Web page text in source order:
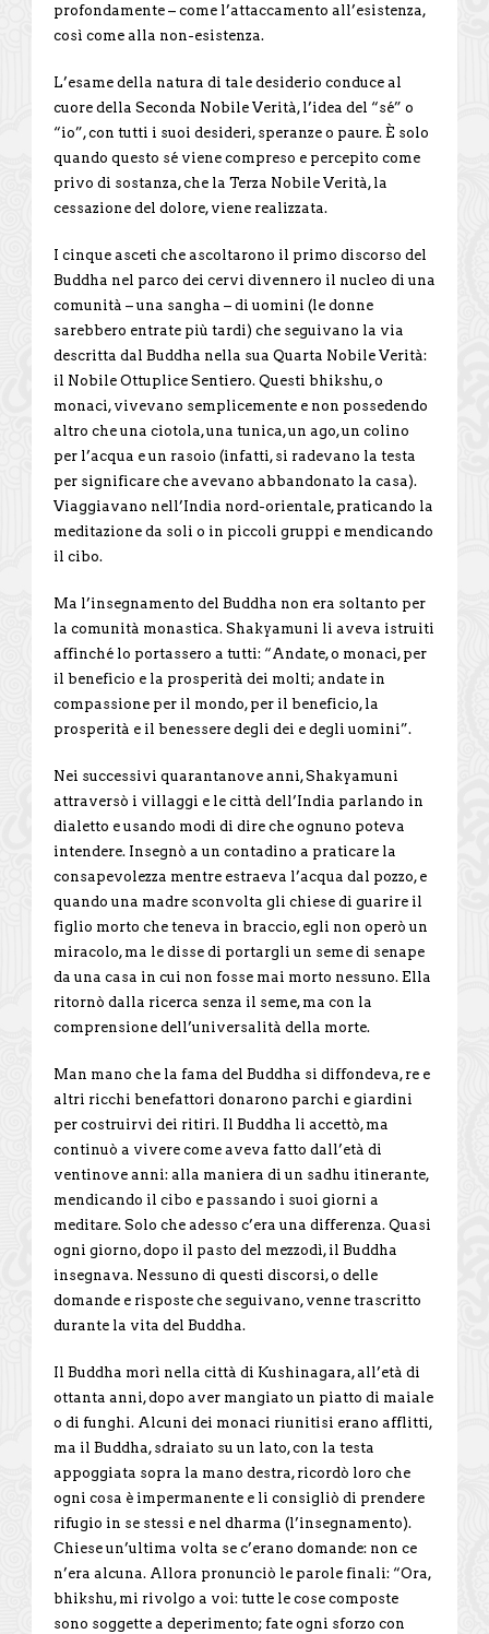
profondamente – come l’attaccamento all’esistenza,
così come alla non-esistenza.
L’esame della natura di tale desiderio conduce al
cuore della Seconda Nobile Verità, l’idea del “sé” o
“io”, con tutti i suoi desideri, speranze o paure. È solo
quando questo sé viene compreso e percepito come
privo di sostanza, che la Terza Nobile Verità, la
cessazione del dolore, viene realizzata.
I cinque asceti che ascoltarono il primo discorso del
Buddha nel parco dei cervi divennero il nucleo di una
comunità – una sangha – di uomini (le donne
sarebbero entrate più tardi) che seguivano la via
descritta dal Buddha nella sua Quarta Nobile Verità:
il Nobile Ottuplice Sentiero. Questi bhikshu, o
monaci, vivevano semplicemente e non possedendo
altro che una ciotola, una tunica, un ago, un colino
per l’acqua e un rasoio (infatti, si radevano la testa
per significare che avevano abbandonato la casa).
Viaggiavano nell’India nord-orientale, praticando la
meditazione da soli o in piccoli gruppi e mendicando
il cibo.
Ma l’insegnamento del Buddha non era soltanto per
la comunità monastica. Shakyamuni li aveva istruiti
affinché lo portassero a tutti: “Andate, o monaci, per
il beneficio e la prosperità dei molti; andate in
compassione per il mondo, per il beneficio, la
prosperità e il benessere degli dei e degli uomini”.
Nei successivi quarantanove anni, Shakyamuni
attraversò i villaggi e le città dell’India parlando in
dialetto e usando modi di dire che ognuno poteva
intendere. Insegnò a un contadino a praticare la
consapevolezza mentre estraeva l’acqua dal pozzo, e
quando una madre sconvolta gli chiese di guarire il
figlio morto che teneva in braccio, egli non operò un
miracolo, ma le disse di portargli un seme di senape
da una casa in cui non fosse mai morto nessuno. Ella
ritornò dalla ricerca senza il seme, ma con la
comprensione dell’universalità della morte.
Man mano che la fama del Buddha si diffondeva, re e
altri ricchi benefattori donarono parchi e giardini
per costruirvi dei ritiri. Il Buddha li accettò, ma
continuò a vivere come aveva fatto dall’età di
ventinove anni: alla maniera di un sadhu itinerante,
mendicando il cibo e passando i suoi giorni a
meditare. Solo che adesso c’era una differenza. Quasi
ogni giorno, dopo il pasto del mezzodì, il Buddha
insegnava. Nessuno di questi discorsi, o delle
domande e risposte che seguivano, venne trascritto
durante la vita del Buddha.
Il Buddha morì nella città di Kushinagara, all’età di
ottanta anni, dopo aver mangiato un piatto di maiale
o di funghi. Alcuni dei monaci riunitisi erano afflitti,
ma il Buddha, sdraiato su un lato, con la testa
appoggiata sopra la mano destra, ricordò loro che
ogni cosa è impermanente e li consigliò di prendere
rifugio in se stessi e nel dharma (l’insegnamento).
Chiese un’ultima volta se c’erano domande: non ce
n’era alcuna. Allora pronunciò le parole finali: “Ora,
bhikshu, mi rivolgo a voi: tutte le cose composte
sono soggette a deperimento; fate ogni sforzo con